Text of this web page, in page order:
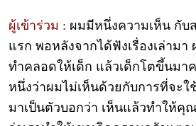
ผู้เข้าร่วม : ผมมีหนึ่งความเห็น กับ
แรก พอหลังจากได้ฟังเรื่องเล่ามา
ทำคลอดให้เด็ก แล้วเด็กโตขึ้นม
หนึ่งว่าผมไม่เห็นด้วยกับการที่จะ
มาเป็นตัวบอกว่า เห็นแล้วทำให้คุ